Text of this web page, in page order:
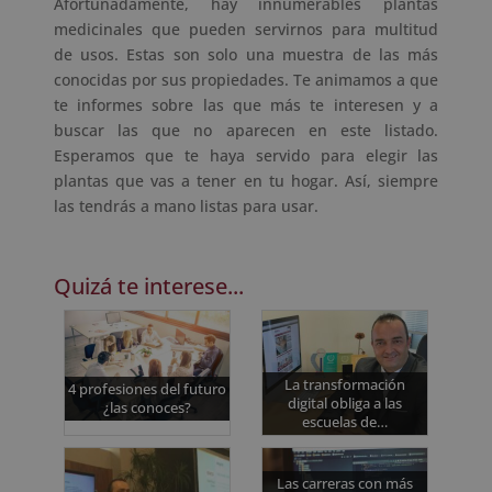
medicinales que pueden servirnos para multitud
de usos. Estas son solo una muestra de las más
conocidas por sus propiedades. Te animamos a que
te informes sobre las que más te interesen y a
buscar las que no aparecen en este listado.
Esperamos que te haya servido para elegir las
plantas que vas a tener en tu hogar. Así, siempre
las tendrás a mano listas para usar.
Quizá te interese...
4 profesiones del futuro
¿las conoces?
La transformación
digital obliga a las
escuelas de…
Las carreras con más